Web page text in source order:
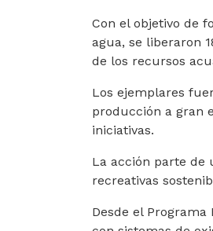
Con el objetivo de
agua, se liberaron
de los recursos
Los ejemplares
producción a gran
iniciativas.
La acción parte de
recreativas
Desde el